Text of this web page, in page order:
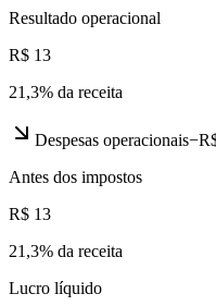
Resultado operacional
R$ 13
21,3% da receita
Despesas operacionais−
Antes dos impostos
R$ 13
21,3% da receita
Lucro líquido